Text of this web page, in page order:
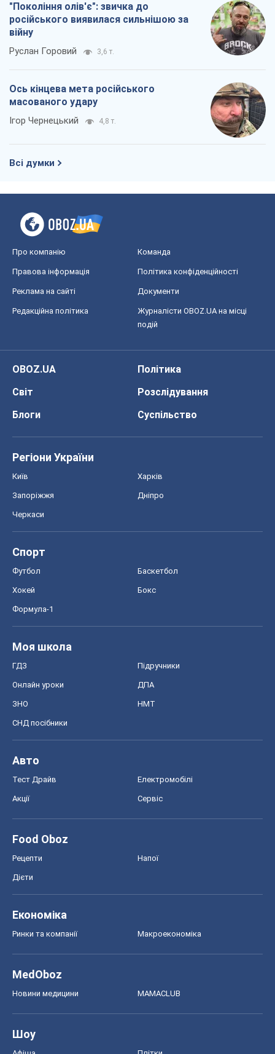
"Покоління олів'є": звичка до
російського виявилася сильнішою за
війну
Руслан Горовий 3,6 т.
Ось кінцева мета російського
масованого удару
Ігор Чернецький 4,8 т.
Всі думки
Про компанію Команда
Правова інформація Політика конфіденційності
Реклама на сайті Документи
Редакційна політика
Журналісти OBOZ.UA на місці
подій
OBOZ.UA
Політика
Світ
Розслідування
Блоги
Суспільство
Регіони України
Київ Харків
Запоріжжя Дніпро
Черкаси
Спорт
Футбол Баскетбол
Хокей Бокс
Формула-1
Моя школа
ГДЗ Підручники
Онлайн уроки ДПА
ЗНО НМТ
СНД посібники
Авто
Тест Драйв Електромобілі
Акції Сервіс
Food Oboz
Рецепти Напої
Дієти
Економіка
Ринки та компанії Макроекономіка
MedOboz
Новини медицини MAMACLUB
Шоу